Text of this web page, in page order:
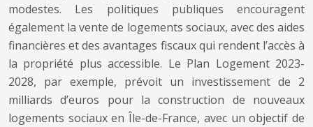
modestes. Les politiques publiques encouragent
également la vente de logements sociaux, avec des aides
financières et des avantages fiscaux qui rendent l’accès à
la propriété plus accessible. Le Plan Logement 2023-
2028, par exemple, prévoit un investissement de 2
milliards d’euros pour la construction de nouveaux
logements sociaux en Île-de-France, avec un objectif de